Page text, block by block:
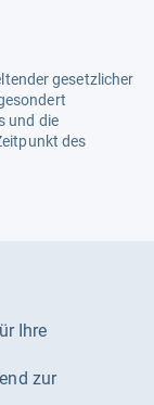
gesetzlicher
und die
des